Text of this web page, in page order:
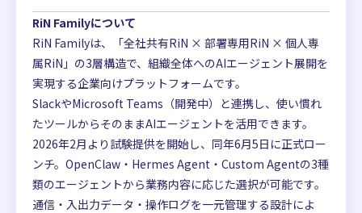
RiN Familyについて
RiN Familyは、「全社共有RiN × 部署専用RiN × 個人専
属RiN」の3層構造で、組織全体へのAIエージェント展開を
実現する企業向けプラットフォームです。
SlackやMicrosoft Teams（開発中）と連携し、使い慣れ
たツールからそのままAIエージェントを活用できます。
2026年2月より試験提供を開始し、同年6月5日に正式ロー
ンチ。OpenClaw・Hermes Agent・Custom Agentの3種
類のエージェントから業務内容に応じた選択が可能です。
通信・入出力データ・操作ログを一元管理する設計によ